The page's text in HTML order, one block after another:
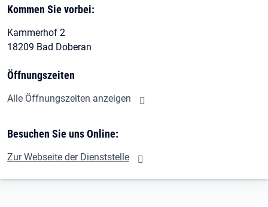
Kommen Sie vorbei:
Kammerhof 2
18209 Bad Doberan
Öffnungszeiten
Alle Öffnungszeiten anzeigen
Besuchen Sie uns Online:
Zur Webseite der Dienststelle